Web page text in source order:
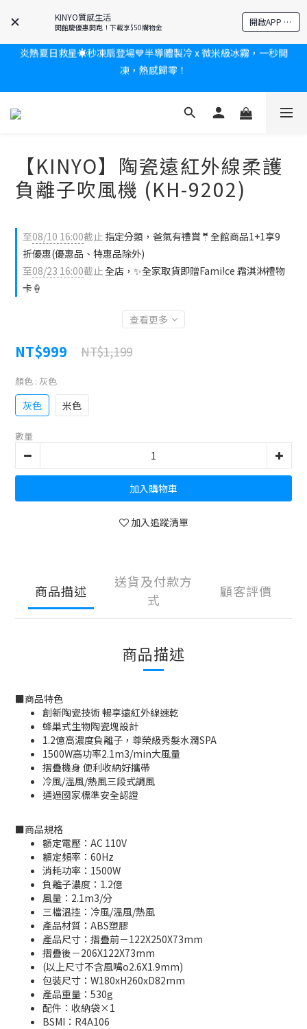
KINYO質感生活
開館慶優惠開跑！下載享$50購物金 開啟APP 享隱藏優惠
新會員送$100購物金✨再享消費回饋無極限
耳機🎀給爸爸一個驚喜大禮包
炎熱夏日救星☀️秒凍扇登場💙半導體製冷 x 微米級冰霧，一秒開
凍，熱感歸零！
【KINYO】陶瓷遠紅外線柔護
負離子吹風機 (KH-9202)
至08/10 16:00截止 指定分類，爸氣有禮賞🤵全館商品1+1享9
折優惠(優惠品、特惠品除外)
至08/23 16:00截止全店，✨全家取貨即贈Fami!ce 霜淇淋禮物
卡🍦
查看更多
NT$999 NT$1,199
顏色 : 灰色
灰色 米色
數量
加入購物車
加入追蹤清單
商品描述
送貨及付款方
式
顧客評價
商品描述
■商品特色
創新陶瓷技術 暢享遠紅外線速乾
蜂巢式生物陶瓷塊設計
1.2億高濃度負離子，尊榮級秀髮水潤SPA
1500W高功率2.1m3/min大風量
摺疊機身 便利收納好攜帶
冷風/溫風/熱風三段式調風
通過國家標準安全認證
■商品規格
額定電壓：AC 110V
額定頻率：60Hz
消耗功率：1500W
負離子濃度：1.2億
風量：2.1m3/分
三檔溫控：冷風/溫風/熱風
產品材質：ABS塑膠
產品尺寸：摺疊前－122X250X73mm
摺疊後－206X122X73mm
(以上尺寸不含風嘴o2.6X1.9mm)
包裝尺寸：W180xH260xD82mm
產品重量：530g
配件：收納袋×1
BSMI：R4A106